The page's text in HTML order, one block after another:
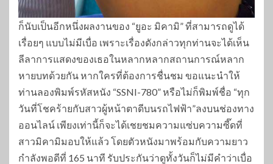
ก็นับเป็นอีกหนึ่งผลงานของ “ยูอะ มิคามิ” ที่สามารถดูได้
เรื่อยๆ แบบไม่มีเบื่อ เพราะเรื่องดังกล่าวทุกท่านจะได้เห็น
ลีลาการแสดงของเธอในหลากหลากสถานการณ์หลาก
หายบทด้วยกัน หากใครที่ต้องการชื่นชม ขอแนะนำให้
ท่านลองพิมพ์รหัสหนัง “SSNI-780” หรือไม่ก็พิมพ์ชื่อ “ทุก
วันที่โชคร้ายกับสาวผู้หน้าตาดีบนรถไฟฟ้า”ลงบนช่องทาง
ออนไลน์ เพียงเท่านี้ก็จะได้เชยชมความแซ่บความซี๊ดที่
สาวมิคามิมอบให้แล้ว โดยตัวหนังมาพร้อมกับความยาว
กำลังพอดีที่ 165 นาที รับประกันว่าดูทั้งวันก็ไม่มีคำว่าเบื่อ